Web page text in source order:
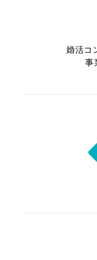
婚活コ
事